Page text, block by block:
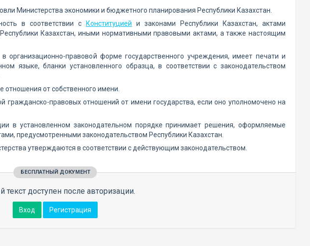
Министерства экономики и бюджетного планирования Республики Казахстан.
в соответствии с
Конституцией и законами Республики Казахстан, актами
Казахстан, иными нормативными правовыми актами, а также настоящим
организационно-правовой форме государственного учреждения, имеет печати и
языке, бланки установленного образца, в соответствии с законодательством
отношения от собственного имени.
гражданско-правовых отношений от имени государства, если оно уполномочено на
в установленном законодательном порядке принимает решения, оформляемые
предусмотренными законодательством Республики Казахстан.
утверждаются в соответствии с действующим законодательством.
БЕСПЛАТНЫЙ ДОКУМЕНТ
текст доступен после авторизации.
Вход Регистрация